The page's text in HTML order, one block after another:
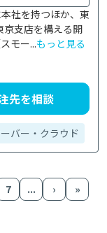
社を持つほか、東
京支店を構える開
モー...もっと見る
先を相談
バー・クラウド
7 ... › »